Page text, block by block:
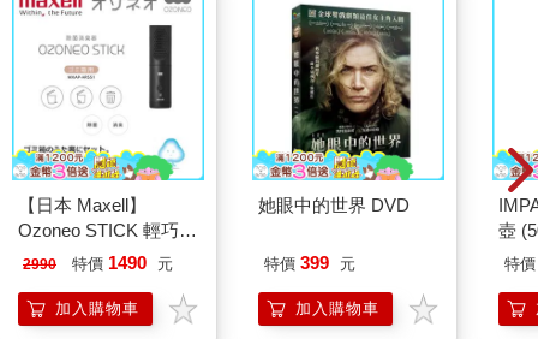
【日本 Maxell】
Ozoneo STICK 輕巧型
除菌消臭器－垃圾箱用
2990 特價 1490 元
加入購物車
她眼中的世界 DVD
特價 399 元
加入購物車
壺
特價